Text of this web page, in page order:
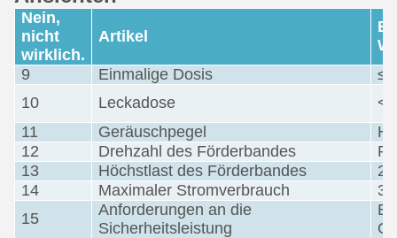
Nein,
nicht
wirklich.
Artikel
9
Einmalige Dosis
≤
10
Leckadose
<
11
Geräuschpegel
12
Drehzahl des Förderbandes
13
Höchstlast des Förderbandes
14
Maximaler Stromverbrauch
3
15
Anforderungen an die
Sicherheitsleistung